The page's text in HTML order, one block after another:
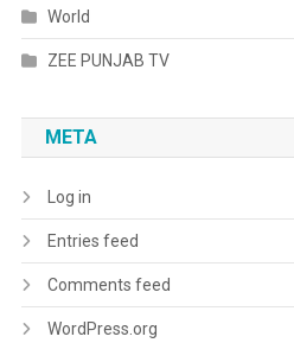
World
ZEE PUNJAB TV
META
Log in
Entries feed
Comments feed
WordPress.org